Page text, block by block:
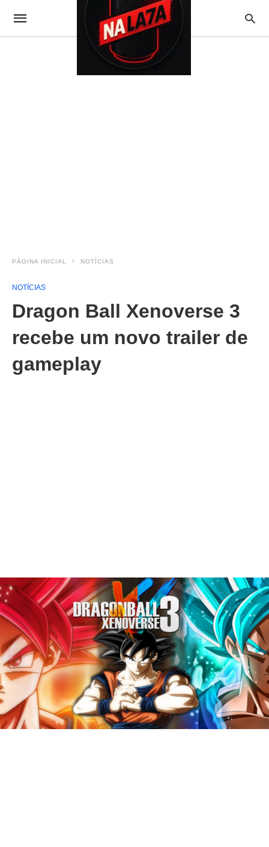
PÁGINA INICIAL NOTÍCIAS
NOTÍCIAS
Dragon Ball Xenoverse 3
recebe um novo trailer de
gameplay